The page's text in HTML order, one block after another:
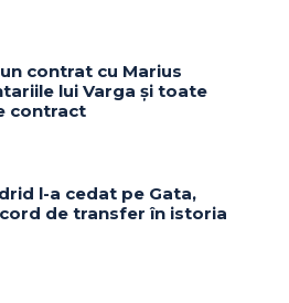
contrat cu Marius
lui Varga și toate
contract
l-a cedat pe Gata,
de transfer în istoria